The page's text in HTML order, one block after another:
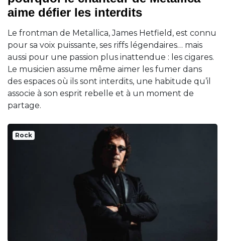
aime défier les interdits
Le frontman de Metallica, James Hetfield, est connu
pour sa voix puissante, ses riffs légendaires… mais
aussi pour une passion plus inattendue : les cigares.
Le musicien assume même aimer les fumer dans
des espaces où ils sont interdits, une habitude qu’il
associe à son esprit rebelle et à un moment de
partage.
Rock